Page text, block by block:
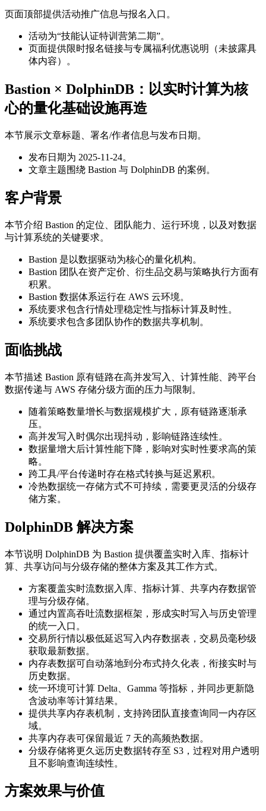
页面顶部提供活动推广信息与报名入口。
活动为“技能认证特训营第二期”。
页面提供限时报名链接与专属福利优惠说明（未披露具
体内容）。
Bastion × DolphinDB：以实时计算为核
心的量化基础设施再造
本节展示文章标题、署名/作者信息与发布日期。
发布日期为 2025-11-24。
文章主题围绕 Bastion 与 DolphinDB 的案例。
客户背景
本节介绍 Bastion 的定位、团队能力、运行环境，以及对数据
与计算系统的关键要求。
Bastion 是以数据驱动为核心的量化机构。
Bastion 团队在资产定价、衍生品交易与策略执行方面有
积累。
Bastion 数据体系运行在 AWS 云环境。
系统要求包含行情处理稳定性与指标计算及时性。
系统要求包含多团队协作的数据共享机制。
面临挑战
本节描述 Bastion 原有链路在高并发写入、计算性能、跨平台
数据传递与 AWS 存储分级方面的压力与限制。
随着策略数量增长与数据规模扩大，原有链路逐渐承
压。
高并发写入时偶尔出现抖动，影响链路连续性。
数据量增大后计算性能下降，影响对实时性要求高的策
略。
跨工具/平台传递时存在格式转换与延迟累积。
冷热数据统一存储方式不可持续，需要更灵活的分级存
储方案。
DolphinDB 解决方案
本节说明 DolphinDB 为 Bastion 提供覆盖实时入库、指标计
算、共享访问与分级存储的整体方案及其工作方式。
方案覆盖实时流数据入库、指标计算、共享内存数据管
理与分级存储。
通过内置高吞吐流数据框架，形成实时写入与历史管理
的统一入口。
交易所行情以极低延迟写入内存数据表，交易员毫秒级
获取最新数据。
内存表数据可自动落地到分布式持久化表，衔接实时与
历史数据。
统一环境可计算 Delta、Gamma 等指标，并同步更新隐
含波动率等计算结果。
提供共享内存表机制，支持跨团队直接查询同一内存区
域。
共享内存表可保留最近 7 天的高频热数据。
分级存储将更久远历史数据转存至 S3，过程对用户透明
且不影响查询连续性。
方案效果与价值